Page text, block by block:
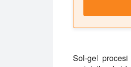
Sol-gel